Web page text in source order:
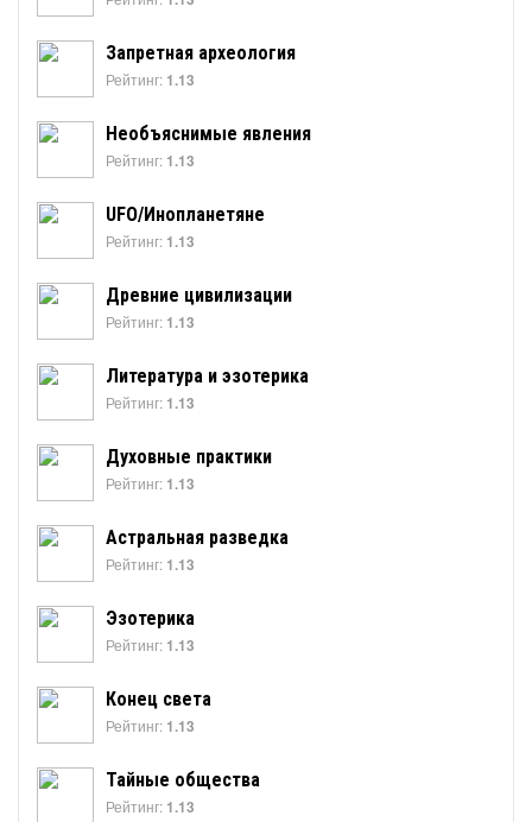
Запретная археология
Рейтинг: 1.13
Необъяснимые явления
Рейтинг: 1.13
UFO/Инопланетяне
Рейтинг: 1.13
Древние цивилизации
Рейтинг: 1.13
Литература и эзотерика
Рейтинг: 1.13
Духовные практики
Рейтинг: 1.13
Астральная разведка
Рейтинг: 1.13
Эзотерика
Рейтинг: 1.13
Конец света
Рейтинг: 1.13
Тайные общества
Рейтинг: 1.13